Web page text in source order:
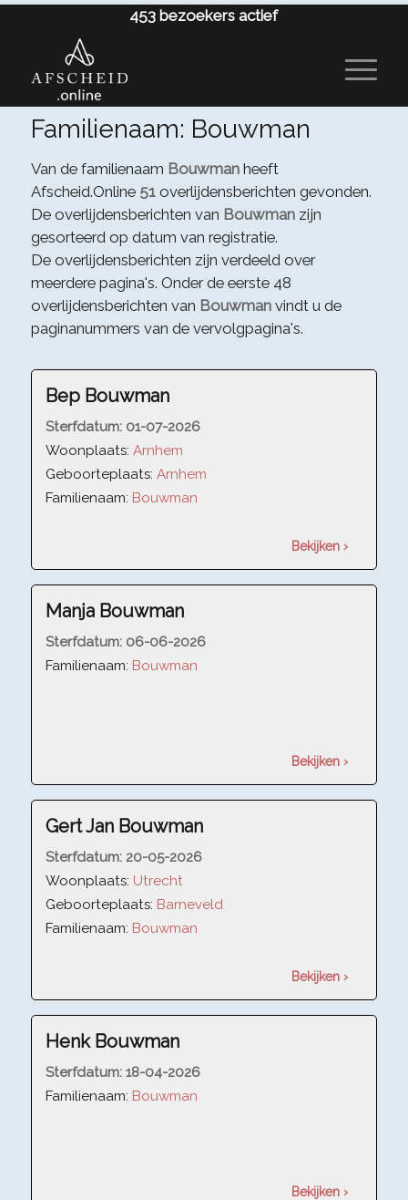
453 bezoekers actief
Familienaam: Bouwman
Van de familienaam Bouwmanheeft
Afscheid.Online 51overlijdensberichten gevonden.
De overlijdensberichten van Bouwmanzijn
gesorteerd op datum van registratie.
De overlijdensberichten zijn verdeeld over
meerdere pagina's. Onder de eerste 48
overlijdensberichten van Bouwmanvindt u de
paginanummers van de vervolgpagina's.
Bep Bouwman
Sterfdatum: 01-07-2026
Woonplaats: Arnhem
Geboorteplaats: Arnhem
Familienaam: Bouwman
Bekijken ›
Manja Bouwman
Sterfdatum: 06-06-2026
Familienaam: Bouwman
Bekijken ›
Gert Jan Bouwman
Sterfdatum: 20-05-2026
Woonplaats: Utrecht
Geboorteplaats: Barneveld
Familienaam: Bouwman
Bekijken ›
Henk Bouwman
Sterfdatum: 18-04-2026
Familienaam: Bouwman
Bekijken ›